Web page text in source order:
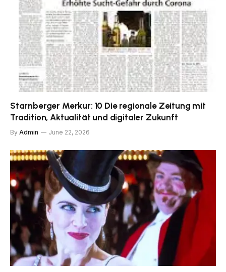
Starnberger Merkur: 10 Die regionale Zeitung mit
Tradition, Aktualität und digitaler Zukunft
By Admin June 22, 2026